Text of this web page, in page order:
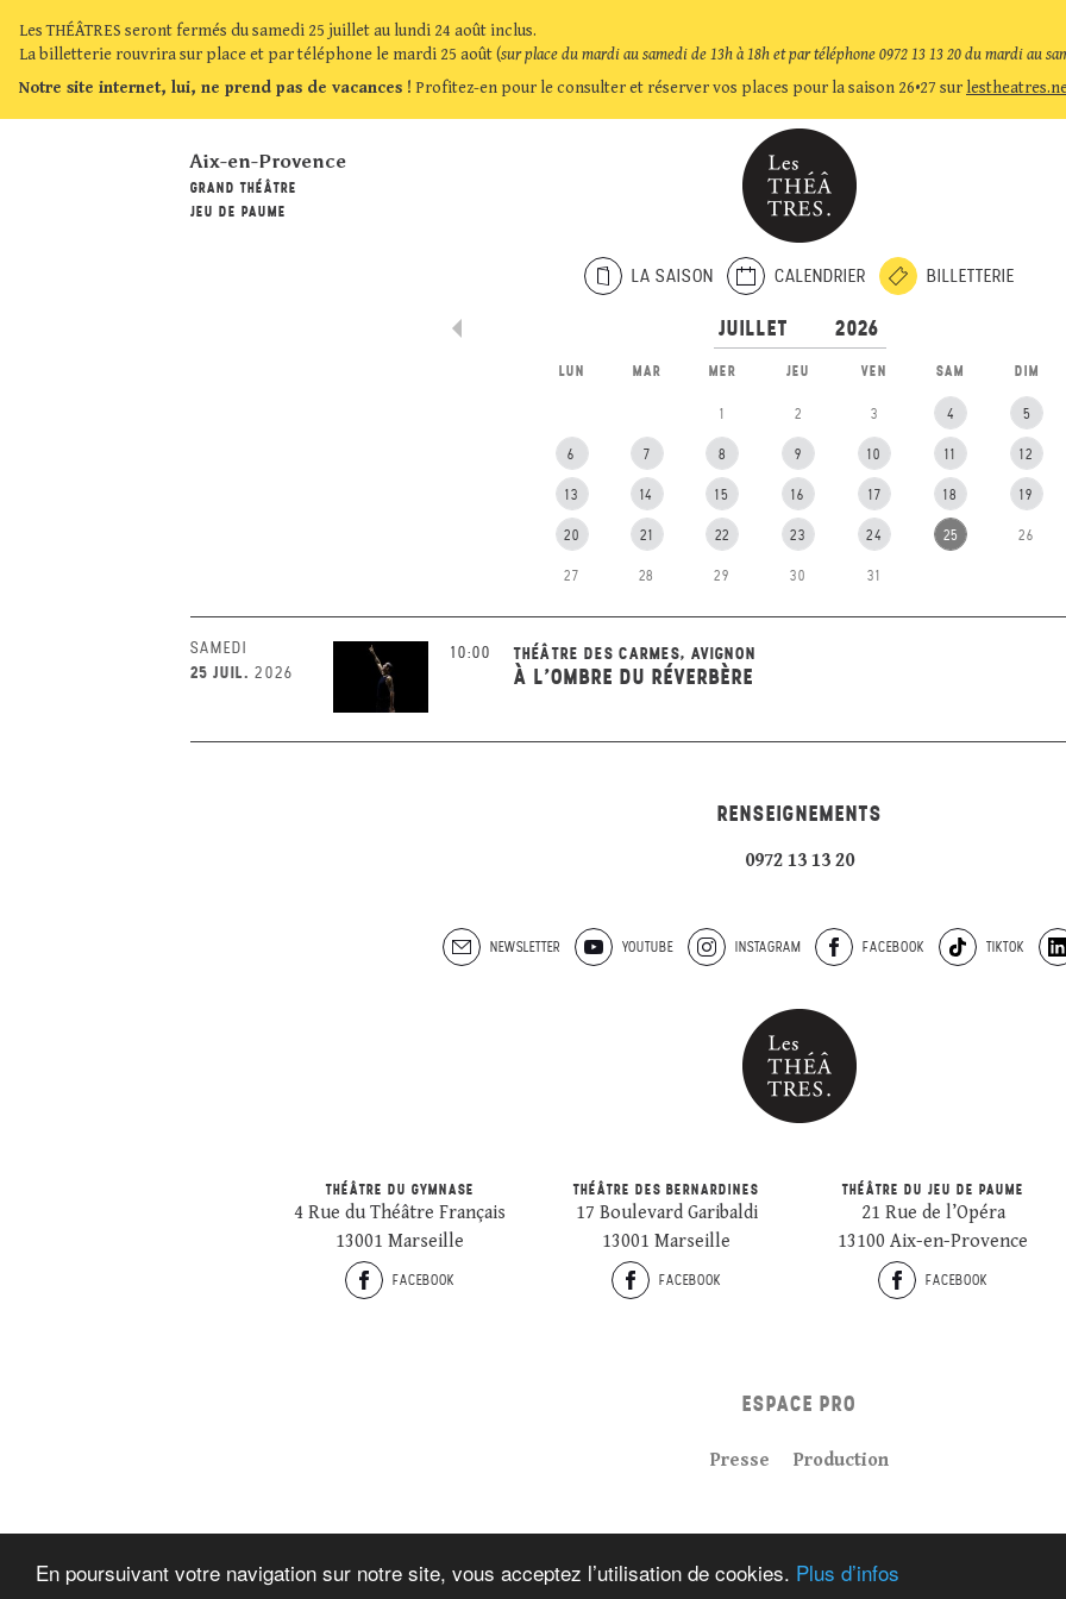
En poursuivant votre navigation sur notre site, vous acceptez l’utilisation de cookies. Plus d’infos
Les THÉÂTRES seront fermés du samedi 25 juillet au lundi 24 août inclus.
La billetterie rouvrira sur place et par téléphone le mardi 25 août (sur place du mardi au samedi de 13h à 18h et par téléphone 0972 13 13 20 du mardi au
Notre site internet, lui, ne prend pas de vacances ! Profitez-en pour le consulter et réserver vos places pour la saison 26•27 sur
Aix-en-Provence
GRAND THÉÂTRE
JEU DE PAUME
LA SAISON CALENDRIER BILLETTERIE
LUN MAR MER JEU VEN SAM DIM
1 2 3 4 5
6 7 8 9 10 11 12
13 14 15 16 17 18 19
20 21 22 23 24 25 26
27 28 29 30 31
SAMEDI
25 JUIL. 2026
10:00 THÉÂTRE DES CARMES, AVIGNON
À L'OMBRE DU RÉVERBÈRE
RENSEIGNEMENTS
0972 13 13 20
NEWSLETTER YOUTUBE INSTAGRAM FACEBOOK TIKTOK
THÉÂTRE DU GYMNASE
4 Rue du Théâtre Français
13001 Marseille
FACEBOOK
THÉÂTRE DES BERNARDINES
17 Boulevard Garibaldi
13001 Marseille
FACEBOOK
THÉÂTRE DU JEU DE PAUME
21 Rue de l’Opéra
13100 Aix-en-Provence
FACEBOOK
ESPACE PRO
Presse Production